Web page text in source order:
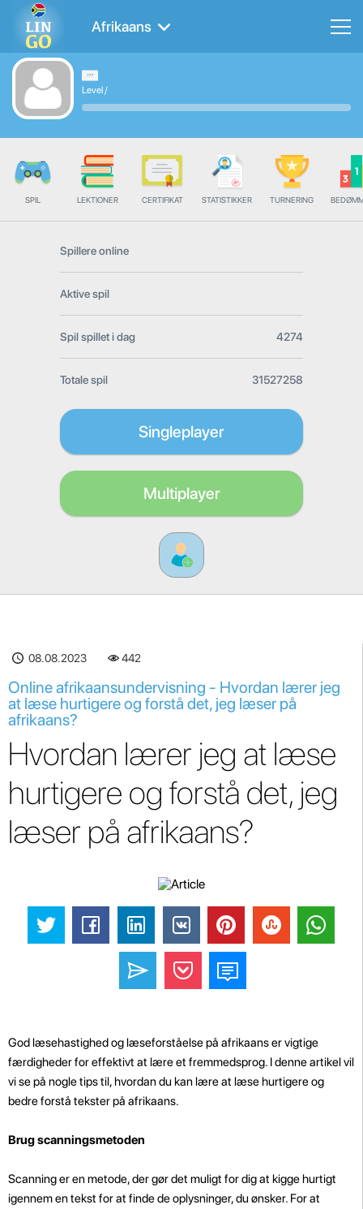
Afrikaans
Level/
SPIL LEKTIONER CERTIFIKAT STATISTIKKER TURNERING
Spillere online
Aktive spil
Spil spillet i dag 4274
Totale spil 31527258
Singleplayer
Multiplayer
08.08.2023 442
Online afrikaansundervisning - Hvordan lærer jeg
at læse hurtigere og forstå det, jeg læser på
afrikaans?
Hvordan lærer jeg at læse
hurtigere og forstå det, jeg
læser på afrikaans?
God læsehastighed og læseforståelse på afrikaans er vigtige
færdigheder for effektivt at lære et fremmedsprog. I denne artikel vil
vi se på nogle tips til, hvordan du kan lære at læse hurtigere og
bedre forstå tekster på afrikaans.
Brug scanningsmetoden
Scanning er en metode, der gør det muligt for dig at kigge hurtigt
igennem en tekst for at finde de oplysninger, du ønsker. For at